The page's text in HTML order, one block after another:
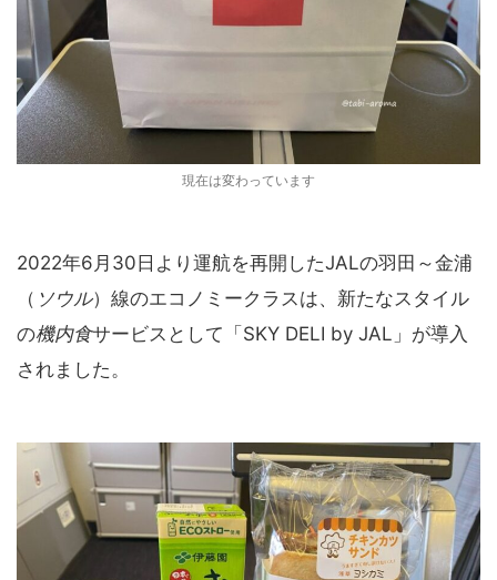
現在は変わっています
2022年6月30日より運航を再開したJALの羽田～金浦
（ ソウル）線のエコノミークラスは、新たなスタイル
の機内食サービスとして「SKY DELI by JAL」が導入
されました。